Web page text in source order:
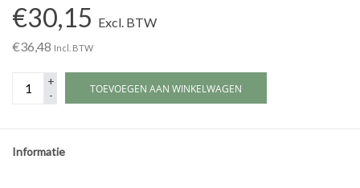
Alles om te Zagen |
Alles om te Lassen |
€30,15 Excl. BTW
€36,48 Incl. BTW
+
-
TOEVOEGEN AAN WINKELWAGEN
Informatie